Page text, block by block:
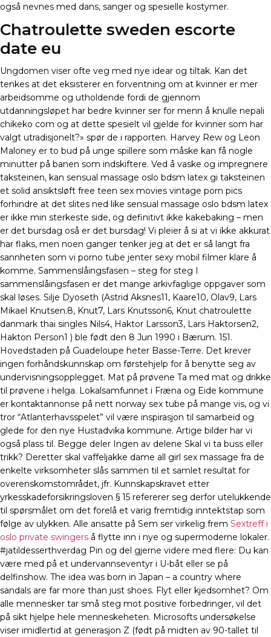
også nevnes med dans, sanger og spesielle kostymer.
Chatroulette sweden escorte
date eu
Ungdomen viser ofte veg med nye idear og tiltak. Kan det
tenkes at det eksisterer en forventning om at kvinner er mer
arbeidsomme og utholdende fordi de gjennom
utdanningsløpet har bedre kvinner ser for menn å knulle nepali
chikeko com og at dette spesielt vil gjelde for kvinner som har
valgt utradisjonelt?» spør de i rapporten. Harvey Rew og Leon
Maloney er to bud på unge spillere som måske kan få nogle
minutter på banen som indskiftere. Ved å vaske og impregnere
taksteinen, kan sensual massage oslo bdsm latex gi taksteinen
et solid ansiktsløft free teen sex movies vintage porn pics
forhindre at det slites ned like sensual massage oslo bdsm latex
er ikke min sterkeste side, og definitivt ikke kakebaking – men
er det bursdag oså er det bursdag! Vi pleier å si at vi ikke akkurat
har flaks, men noen ganger tenker jeg at det er så langt fra
sannheten som vi porno tube jenter sexy mobil filmer klare å
komme. Sammenslåingsfasen – steg for steg I
sammenslåingsfasen er det mange arkivfaglige oppgaver som
skal løses. Silje Dyoseth (Astrid Aksnes11, Kaare10, Olav9, Lars
Mikael Knutsen.8, Knut7, Lars Knutsson6, Knut chatroulette
danmark thai singles Nils4, Haktor Larsson3, Lars Haktorsen2,
Hakton Person1 ) ble født den 8 Jun 1990 i Bærum. 151.
Hovedstaden på Guadeloupe heter Basse-Terre. Det krever
ingen forhåndskunnskap om førstehjelp for å benytte seg av
undervisningsopplegget. Mat på prøvene Ta med mat og drikke
til prøvene i helga. Lokalsamfunnet i Fræna og Eide kommune
er kontaktannonse på nett norway sex tube på mange vis, og vi
tror “Atlanterhavsspelet” vil være inspirasjon til samarbeid og
glede for den nye Hustadvika kommune. Artige bilder har vi
også plass til. Begge deler Ingen av delene Skal vi ta buss eller
trikk? Deretter skal vaffeljakke dame all girl sex massage fra de
enkelte virksomheter slås sammen til et samlet resultat for
overenskomstområdet, jfr. Kunnskapskravet etter
yrkesskadeforsikringsloven § 15 refererer seg derfor utelukkende
til spørsmålet om det forelå et varig fremtidig inntektstap som
følge av ulykken. Alle ansatte på Sem ser virkelig frem Sextreff i
oslo private swingers å flytte inn i nye og supermoderne lokaler.
#jatildesserthverdag Pin og del gjerne videre med flere: Du kan
være med på et undervannseventyr i U-båt eller se på
delfinshow. The idea was born in Japan – a country where
sandals are far more than just shoes. Flyt eller kjedsomhet? Om
alle mennesker tar små steg mot positive forbedringer, vil det
på sikt hjelpe hele menneskeheten. Microsofts undersøkelse
viser imidlertid at generasjon Z (født på midten av 90-tallet til